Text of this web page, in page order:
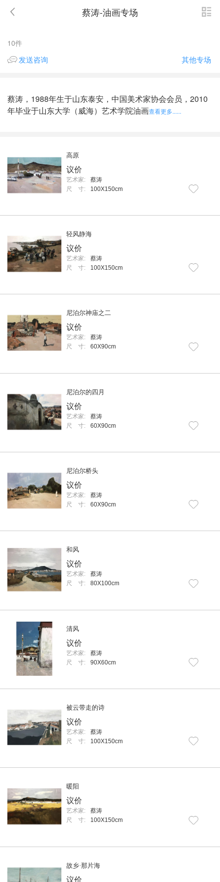
蔡涛-油画专场
10件
发送咨询 其他专场
蔡涛，1988年生于山东泰安，中国美术家协会会员，2010
年毕业于山东大学（威海）艺术学院油画查看更多......
高原
议价
艺术家:
蔡涛
尺 寸:
100X150cm
轻风静海
议价
艺术家:
蔡涛
尺 寸:
100X150cm
尼泊尔神庙之二
议价
艺术家:
蔡涛
尺 寸:
60X90cm
尼泊尔的四月
议价
艺术家:
蔡涛
尺 寸:
60X90cm
尼泊尔桥头
议价
艺术家:
蔡涛
尺 寸:
60X90cm
和风
议价
艺术家:
蔡涛
尺 寸:
80X100cm
清风
议价
艺术家:
蔡涛
尺 寸:
90X60cm
被云带走的诗
议价
艺术家:
蔡涛
尺 寸:
100X150cm
暖阳
议价
艺术家:
蔡涛
尺 寸:
100X150cm
故乡·那片海
议价